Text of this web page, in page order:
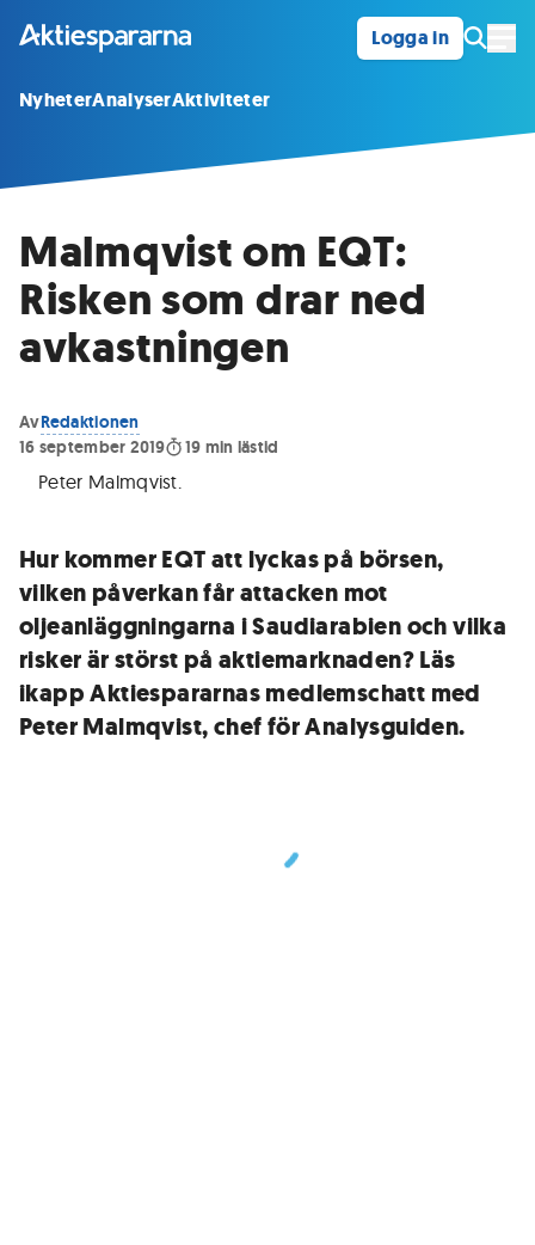
Logga in
NyheterAnalyserAktiviteter
Malmqvist om EQT:
Risken som drar ned
avkastningen
AvRedaktionen
16 september 2019
19 min lästid
Peter Malmqvist.
Hur kommer EQT att lyckas på börsen,
vilken påverkan får attacken mot
oljeanläggningarna i Saudiarabien och vilka
risker är störst på aktiemarknaden? Läs
ikapp Aktiespararnas medlemschatt med
Peter Malmqvist, chef för Analysguiden.